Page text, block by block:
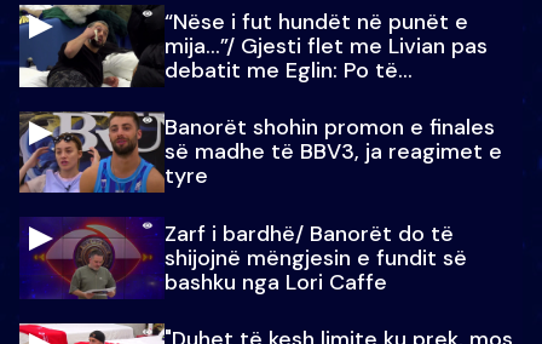
“Nëse i fut hundët në punët e
mija…”/ Gjesti flet me Livian pas
debatit me Eglin: Po të
Banorët shohin promon e finales
së madhe të BBV3, ja reagimet e
tyre
Zarf i bardhë/ Banorët do të
shijojnë mëngjesin e fundit së
bashku nga Lori Caffe